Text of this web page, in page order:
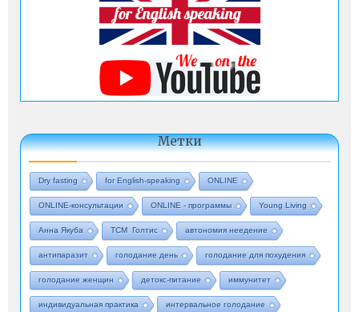
Метки
Dry fasting for English-speaking ONLINE
ONLINE-консультации ONLINE - программы Young Living
Анна Якуба ТСМ Голтис автономия неедение
антипаразит голодание день голодание для похудения
голодание женщин детокс-питание иммунитет
индивидуальная практика интервальное голодание